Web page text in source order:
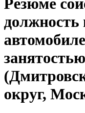
Резюме
должность
округ,